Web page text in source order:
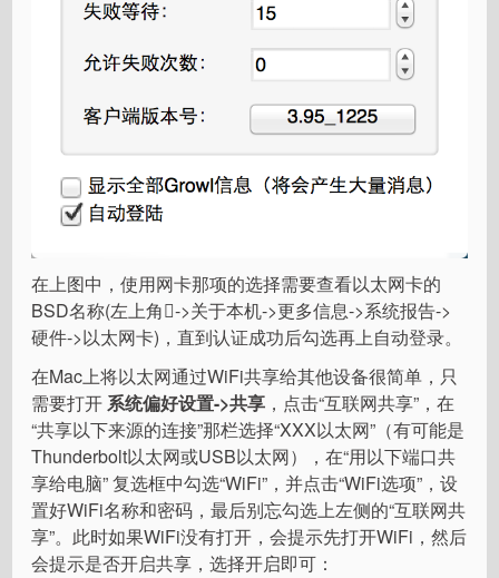
在上图中，使用网卡那项的选择需要查看以太网卡的
BSD名称(左上角->关于本机->更多信息->系统报告->
硬件->以太网卡)，直到认证成功后勾选再上自动登录。
在Mac上将以太网通过WiFi共享给其他设备很简单，只
需要打开系统偏好设置->共享 ，点击“互联网共享”，在
“共享以下来源的连接”那栏选择“XXX以太网”（有可能是
Thunderbolt以太网或USB以太网），在“用以下端口共
享给电脑” 复选框中勾选“WiFi”，并点击“WiFi选项”，设
置好WiFi名称和密码，最后别忘勾选上左侧的“互联网共
享”。此时如果WiFi没有打开，会提示先打开WiFi，然后
会提示是否开启共享，选择开启即可：